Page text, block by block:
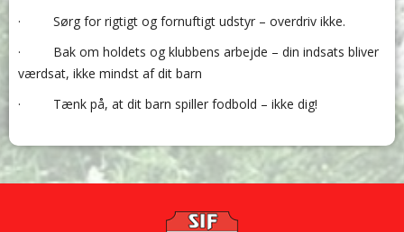
· Sørg for rigtigt og fornuftigt udstyr – overdriv ikke.
· Bak om holdets og klubbens arbejde – din indsats bliver
værdsat, ikke mindst af dit barn
· Tænk på, at dit barn spiller fodbold – ikke dig!